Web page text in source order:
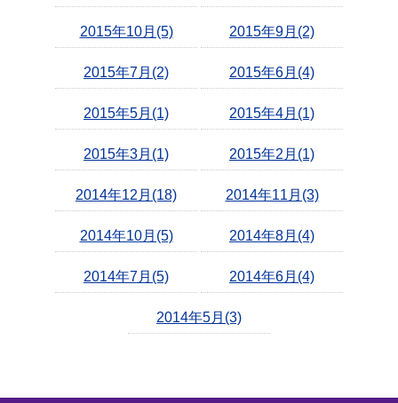
2015年10月(5) 2015年9月(2)
2015年7月(2) 2015年6月(4)
2015年5月(1) 2015年4月(1)
2015年3月(1) 2015年2月(1)
2014年12月(18) 2014年11月(3)
2014年10月(5) 2014年8月(4)
2014年7月(5) 2014年6月(4)
2014年5月(3)